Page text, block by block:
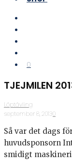
0
TJEJMILEN
Löptävling
·september 8, 2013·0
Så var det dags
huvudsponsorn
smidigt